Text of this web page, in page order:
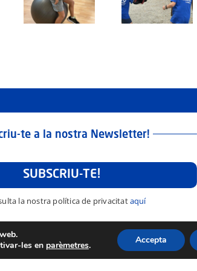
Agost: Dijous
21 d’Agost del
2025
1-2:
3 Juliol
2026
te a la nostra Newsletter!
SUBSCRIU-TE!
la nostra política de privacitataquí
de privacitat Avís Legal
les en parèmetres. Accepta